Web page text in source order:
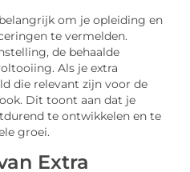
om je opleiding en
te vermelden.
de behaalde
Als je extra
die relevant zijn voor de
Dit toont aan dat je
te ontwikkelen en te
groei.
Extra